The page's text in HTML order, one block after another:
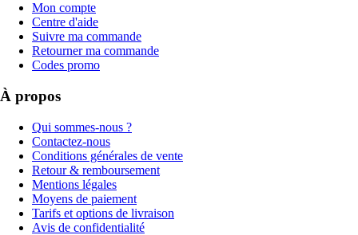
Mon compte
Centre d'aide
Suivre ma commande
Retourner ma commande
Codes promo
À propos
Qui sommes-nous ?
Contactez-nous
Conditions générales de vente
Retour & remboursement
Mentions légales
Moyens de paiement
Tarifs et options de livraison
Avis de confidentialité